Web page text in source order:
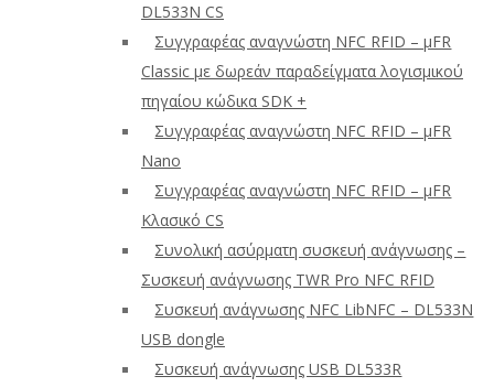
DL533N CS
Συγγραφέας αναγνώστη NFC RFID – μFR
Classic με δωρεάν παραδείγματα λογισμικού
πηγαίου κώδικα SDK +
Συγγραφέας αναγνώστη NFC RFID – μFR
Nano
Συγγραφέας αναγνώστη NFC RFID – μFR
Κλασικό CS
Συνολική ασύρματη συσκευή ανάγνωσης –
Συσκευή ανάγνωσης TWR Pro NFC RFID
Συσκευή ανάγνωσης NFC LibNFC – DL533N
USB dongle
Συσκευή ανάγνωσης USB DL533R